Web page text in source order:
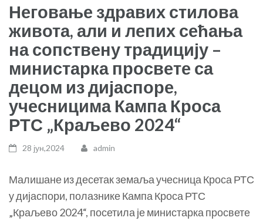
Неговање здравих стилова
живота, али и лепих сећања
на сопствену традицију –
министарка просвете са
децом из дијаспоре,
учесницима Кампа Кроса
РТС „Краљево 2024“
28 јун,2024 admin
Малишане из десетак земаља учесница Кроса РТС
у дијаспори, полазнике Кампа Кроса РТС
„Краљево 2024“, посетила је министарка просвете